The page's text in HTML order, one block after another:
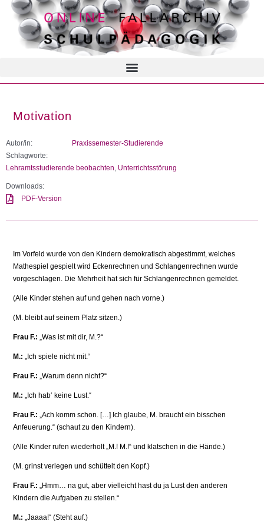
Motivation
Autor/in:
Praxissemester-Studierende
Schlagworte:
Lehramtsstudierende beobachten Unterrichtsstörung
Downloads:
PDF-Version
Im Vorfeld wurde von den Kindern demokratisch abgestimmt, welches
Mathespiel gespielt wird Eckenrechnen und Schlangenrechnen wurde
vorgeschlagen. Die Mehrheit hat sich für Schlangenrechnen gemeldet.
(Alle Kinder stehen auf und gehen nach vorne.)
(M. bleibt auf seinem Platz sitzen.)
Frau F.: „Was ist mit dir, M.?“
M.: „Ich spiele nicht mit.“
Frau F.: „Warum denn nicht?“
M.: „Ich hab‘ keine Lust.“
Frau F.: „Ach komm schon. […] Ich glaube, M. braucht ein bisschen
Anfeuerung.“ (schaut zu den Kindern).
(Alle Kinder rufen wiederholt „M.! M.!“ und klatschen in die Hände.)
(M. grinst verlegen und schüttelt den Kopf.)
Frau F.: „Hmm… na gut, aber vielleicht hast du ja Lust den anderen
Kindern die Aufgaben zu stellen.“
M.: „Jaaaa!“ (Steht auf.)